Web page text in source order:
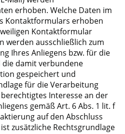
erhoben. Welche Daten im
Kontaktformulars erhoben
Kontaktformular
werden ausschließlich zum
Ihres Anliegens bzw. für die
damit verbundene
gespeichert und
für die Verarbeitung
Interesse an der
gemäß Art. 6 Abs. 1 lit. f
auf den Abschluss
zusätzliche Rechtsgrundlage